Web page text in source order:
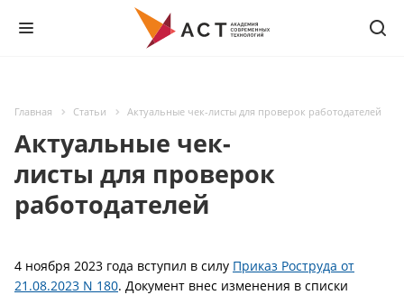
Главная Статьи Актуальные чек-листы для проверок работодателей
Актуальные чек-
листы для проверок
работодателей
4 ноября 2023 года вступил в силу Приказ Роструда от
21.08.2023 N 180. Документ внес изменения в списки